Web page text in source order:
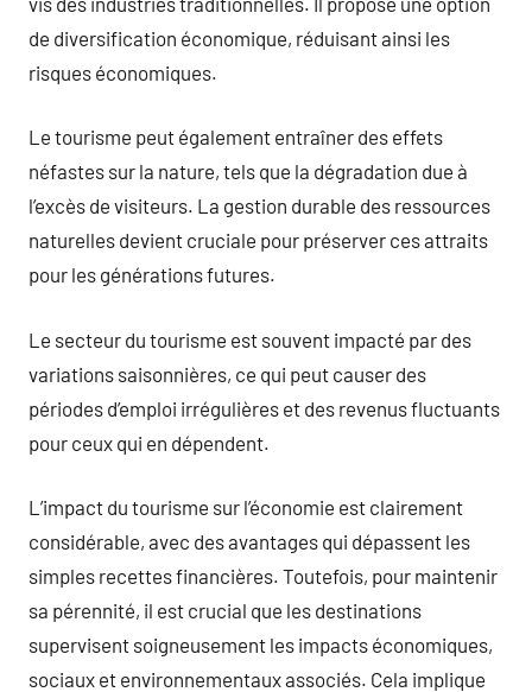
de diversification économique, réduisant ainsi les
risques économiques.
Le tourisme peut également entraîner des effets
néfastes sur la nature, tels que la dégradation due à
l’excès de visiteurs. La gestion durable des ressources
naturelles devient cruciale pour préserver ces attraits
pour les générations futures.
Le secteur du tourisme est souvent impacté par des
variations saisonnières, ce qui peut causer des
périodes d’emploi irrégulières et des revenus fluctuants
pour ceux qui en dépendent.
L’impact du tourisme sur l’économie est clairement
considérable, avec des avantages qui dépassent les
simples recettes financières. Toutefois, pour maintenir
sa pérennité, il est crucial que les destinations
supervisent soigneusement les impacts économiques,
sociaux et environnementaux associés. Cela implique